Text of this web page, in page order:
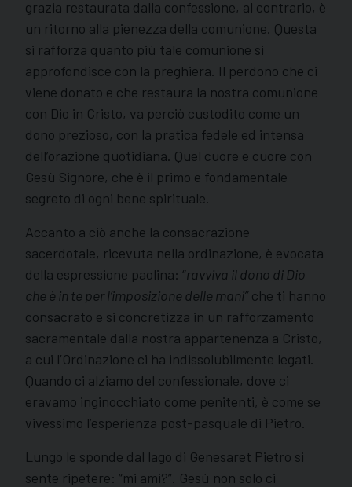
grazia restaurata dalla confessione, al contrario, è
un ritorno alla pienezza della comunione. Questa
si rafforza quanto più tale comunione si
approfondisce con la preghiera. Il perdono che ci
viene donato e che restaura la nostra comunione
con Dio in Cristo, va perciò custodito come un
dono prezioso, con la pratica fedele ed intensa
dell’orazione quotidiana. Quel cuore e cuore con
Gesù Signore, che è il primo e fondamentale
segreto di ogni bene spirituale.
Accanto a ciò anche la consacrazione
sacerdotale, ricevuta nella ordinazione, è evocata
della espressione paolina: “ravviva il dono di Dio
che è in te per l’imposizione delle mani” che ti hanno
consacrato e si concretizza in un rafforzamento
sacramentale dalla nostra appartenenza a Cristo,
a cui l’Ordinazione ci ha indissolubilmente legati.
Quando ci alziamo del confessionale, dove ci
eravamo inginocchiato come penitenti, è come se
vivessimo l’esperienza post-pasquale di Pietro.
Lungo le sponde dal lago di Genesaret Pietro si
sente ripetere: “mi ami?”. Gesù non solo ci